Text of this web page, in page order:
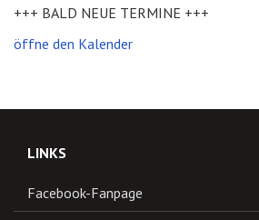
+++ BALD NEUE TERMINE +++
öffne den Kalender
LINKS
Facebook-Fanpage